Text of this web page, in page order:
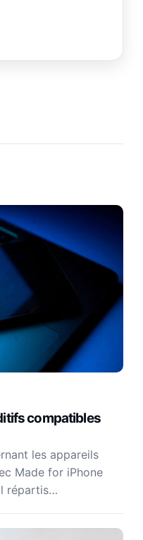
compatibles
les appareils
Made for iPhone
répartis…